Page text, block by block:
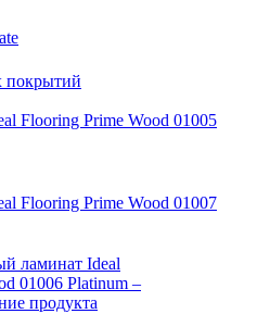
покрытий
Flooring Prime Wood 01005
Flooring Prime Wood 01007